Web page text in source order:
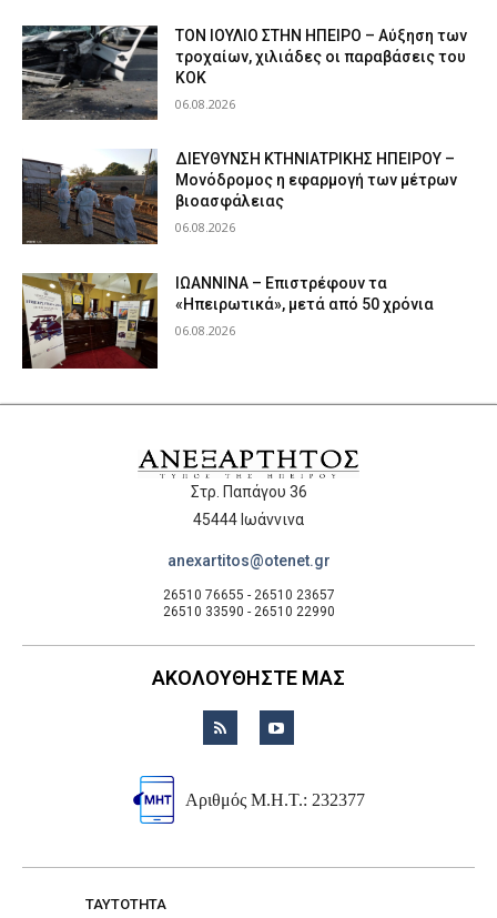
ΤΟΝ ΙΟΥΛΙΟ ΣΤΗΝ ΗΠΕΙΡΟ – Αύξηση των
τροχαίων, χιλιάδες οι παραβάσεις του
ΚΟΚ
06.08.2026
ΔΙΕΥΘΥΝΣΗ ΚΤΗΝΙΑΤΡΙΚΗΣ ΗΠΕΙΡΟΥ –
Μονόδρομος η εφαρμογή των μέτρων
βιοασφάλειας
06.08.2026
ΙΩΑΝΝΙΝΑ – Επιστρέφουν τα
«Ηπειρωτικά», μετά από 50 χρόνια
06.08.2026
Στρ. Παπάγου 36
45444 Ιωάννινα
anexartitos@otenet.gr
26510 76655 - 26510 23657
26510 33590 - 26510 22990
ΑΚΟΛΟΥΘΗΣΤΕ ΜΑΣ
Αριθμός Μ.Η.Τ.: 232377
TAYTOTHTA